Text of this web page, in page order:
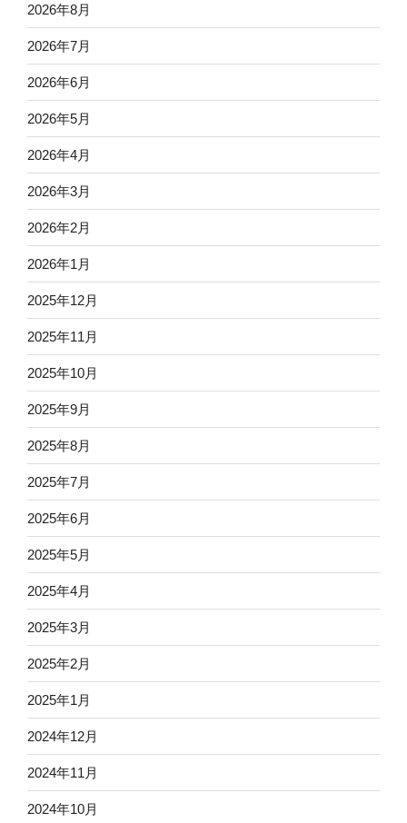
2026年8月
2026年7月
2026年6月
2026年5月
2026年4月
2026年3月
2026年2月
2026年1月
2025年12月
2025年11月
2025年10月
2025年9月
2025年8月
2025年7月
2025年6月
2025年5月
2025年4月
2025年3月
2025年2月
2025年1月
2024年12月
2024年11月
2024年10月